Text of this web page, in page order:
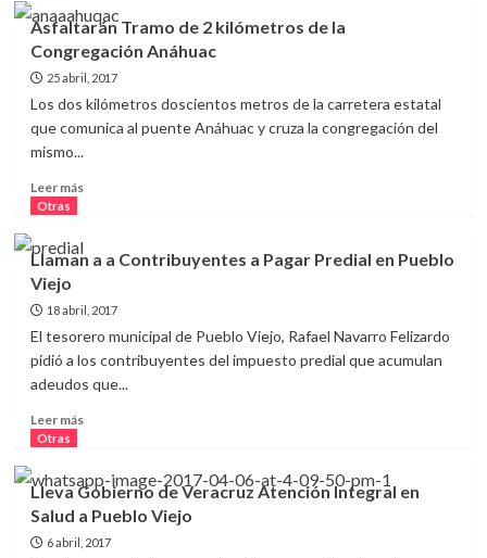
Inician
las
Fiestas
de
Fundación
Pueblo
Viejo
Asfaltarán Tramo de 2 kilómetros de la
Congregación Anáhuac
25 abril, 2017
Los dos kilómetros doscientos metros de la carretera estatal
que comunica al puente Anáhuac y cruza la congregación del
mismo...
Leer másLeer
Asfaltarán
Tramo
2
kilómetros
la
Congregación
Otras
Llaman a a Contribuyentes a Pagar Predial en Pueblo
Viejo
18 abril, 2017
El tesorero municipal de Pueblo Viejo, Rafael Navarro Felizardo
pidió a los contribuyentes del impuesto predial que acumulan
adeudos que...
Leer másLeer
Llaman
a
a
Contribuyentes
Otras
Lleva Gobierno de Veracruz Atención Integral en
Salud a Pueblo Viejo
6 abril, 2017